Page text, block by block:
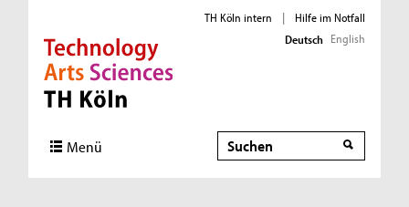
Direkt zur Hauptnavigation
Direkt zur Subnavigation
Direkt zum Inhalt
Direkt zum Fußbereich
TH Köln intern |
Hilfe im Notfall
Deutsch English
Menü Suche